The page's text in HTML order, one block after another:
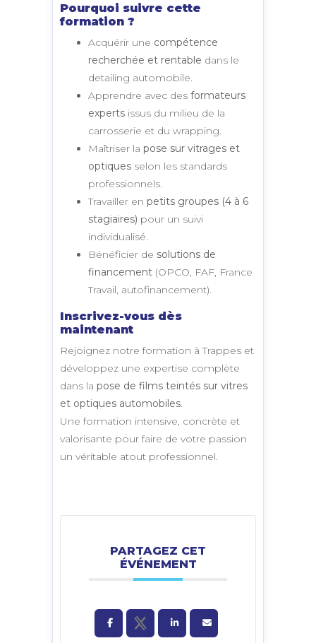
Pourquoi suivre cette
formation ?
Acquérir une compétence
recherchée et rentable dans le
detailing automobile.
Apprendre avec des formateurs
experts issus du milieu de la
carrosserie et du wrapping.
Maîtriser la pose sur vitrages et
optiques selon les standards
professionnels.
Travailler en petits groupes (4 à 6
stagiaires) pour un suivi
individualisé.
Bénéficier de solutions de
financement (OPCO, FAF, France
Travail, autofinancement).
Inscrivez-vous dès
maintenant
Rejoignez notre formation à Trappes et
développez une expertise complète
dans la pose de films teintés sur vitres
et optiques automobiles
Une formation intensive, concrète et
valorisante pour faire de votre passion
un véritable atout professionnel.
PARTAGEZ CET
ÉVÉNEMENT